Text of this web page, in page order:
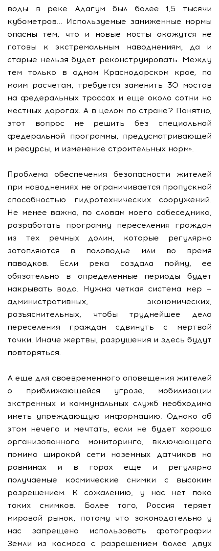
воды в реке Адагум был более 1,5 тысячи
кубометров... Используемые заниженные нормы
опасны тем, что и новые мосты окажутся не
готовы к экстремальным наводнениям, да и
старые нельзя будет реконструировать. Между
тем только в одном Краснодарском крае, по
моим расчетам, требуется заменить 30 мостов
на федеральных трассах и еще около сотни на
местных дорогах. А в целом по стране? Понятно,
этот вопрос не решить без специальной
федеральной программы, предусматривающей
и ресурсы, и изменение строительных норм».
Проблема обеспечения безопасности жителей
при наводнениях не ограничивается пропускной
способностью гидротехнических сооружений.
Не менее важно, по словам моего собеседника,
разработать программу переселения граждан
из тех речных долин, которые регулярно
затопляются в половодье или во время
паводков. Если река создала пойму, ее
обязательно в определенные периоды будет
накрывать вода. Нужна четкая система мер —
административных, экономических,
разъяснительных, чтобы труднейшее дело
переселения граждан сдвинуть с мертвой
точки. Иначе жертвы, разрушения и здесь будут
повторяться.
А еще для своевременного оповещения жителей
о приближающейся угрозе, мобилизации
экстренных и коммунальных служб необходимо
иметь упреждающую информацию. Однако об
этом нечего и мечтать, если не будет хорошо
организованного мониторинга, включающего
помимо широкой сети наземных датчиков на
равнинах и в горах еще и регулярно
получаемые космические снимки с высоким
разрешением. К сожалению, у нас нет пока
таких снимков. Более того, Россия теряет
мировой рынок, потому что законодательно у
нас запрещено использовать фотографии
Земли из космоса с разрешением более двух